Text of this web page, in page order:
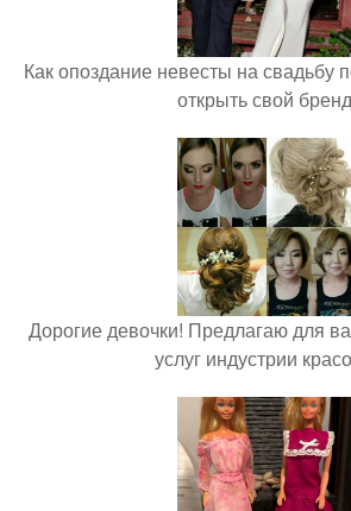
Как опоздание невесты на свадьбу
открыть свой
Дорогие девочки! Предлагаю для
услуг индустрии